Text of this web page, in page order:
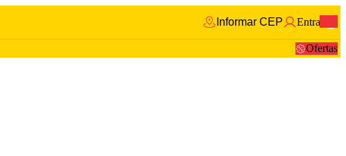
Informar CEP Entrar
Ofertas